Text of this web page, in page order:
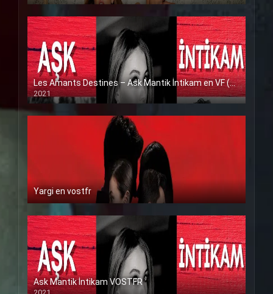
Les Amants Destines – Ask Mantik İntikam en VF (Voix Francaise)
2021
Yargi en vostfr
Ask Mantik İntikam VOSTFR